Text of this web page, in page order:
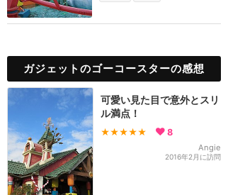
ガジェットのゴーコースターの感想
可愛い見た目で意外とスリ
ル満点！
★★★★★ 8
Angie
2016年2月に訪問